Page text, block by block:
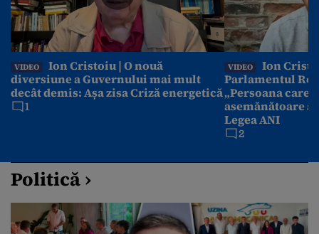
VIDEO
Ion Cristoiu | O nouă
diversiune a Guvernului mai mult
decât demis: Așa zisa Criză energetică
1
VIDEO
Ion
Parlamentul
„Persoana care
asemănătoare
Legea ANI
2
Politică ›